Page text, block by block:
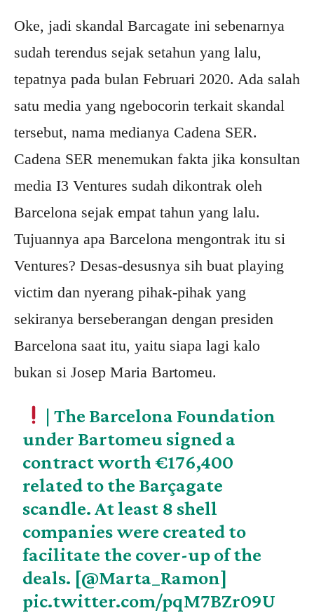
Oke, jadi skandal Barcagate ini sebenarnya
sudah terendus sejak setahun yang lalu,
tepatnya pada bulan Februari 2020. Ada salah
satu media yang ngebocorin terkait skandal
tersebut, nama medianya Cadena SER.
Cadena SER menemukan fakta jika konsultan
media I3 Ventures sudah dikontrak oleh
Barcelona sejak empat tahun yang lalu.
Tujuannya apa Barcelona mengontrak itu si
Ventures? Desas-desusnya sih buat playing
victim dan nyerang pihak-pihak yang
sekiranya berseberangan dengan presiden
Barcelona saat itu, yaitu siapa lagi kalo
bukan si Josep Maria Bartomeu.
| The Barcelona Foundation
under Bartomeu signed a
contract worth €176,400
related to the Barçagate
scandle. At least 8 shell
companies were created to
facilitate the cover-up of the
deals. [@Marta_Ramon]
pic.twitter.com/pqM7BZr09U